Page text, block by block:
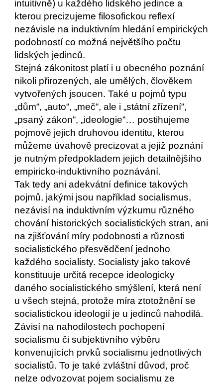
intuitivně) u každého lidského jedince a
kterou precizujeme filosofickou reflexí
nezávisle na induktivním hledání empirických
podobností co možná největšího počtu
lidských jedinců.
Stejná zákonitost platí i u obecného poznání
nikoli přirozených, ale umělých, člověkem
vytvořených jsoucen. Také u pojmů typu
„dům“, „auto“, „meč“, ale i „státní zřízení“,
„psaný zákon“, „ideologie“… postihujeme
pojmově jejich druhovou identitu, kterou
můžeme úvahově precizovat a jejíž poznání
je nutným předpokladem jejich detailnějšího
empiricko-induktivního poznávání.
Tak tedy ani adekvátní definice takových
pojmů, jakými jsou například socialismus,
nezávisí na induktivním výzkumu různého
chování historických socialistických stran, ani
na zjišťování míry podobnosti a různosti
socialistického přesvědčení jednoho
každého socialisty. Socialisty jako takové
konstituuje určitá recepce ideologicky
daného socialistického smýšlení, která není
u všech stejná, protože míra ztotožnění se
socialistickou ideologií je u jedinců nahodilá.
Závisí na nahodilostech pochopení
socialismu či subjektivního výběru
konvenujících prvků socialismu jednotlivých
socialistů. To je také zvláštní důvod, proč
nelze odvozovat pojem socialismu ze